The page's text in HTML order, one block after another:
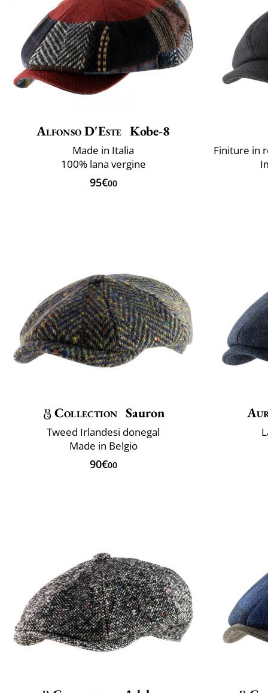
Alfonso D'Este Kobe-8
Made in Italia
100% lana vergine
95€00
Finiture in
Collection Sauron
Tweed Irlandesi donegal
Made in Belgio
90€00